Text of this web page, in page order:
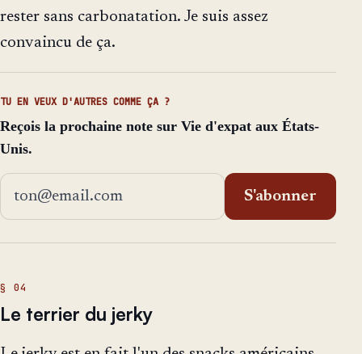
rester sans carbonatation. Je suis assez
convaincu de ça.
TU EN VEUX D'AUTRES COMME ÇA ?
Reçois la prochaine note sur Vie d'expat aux États-
Unis.
Adresse email
S'abonner
Le terrier du jerky